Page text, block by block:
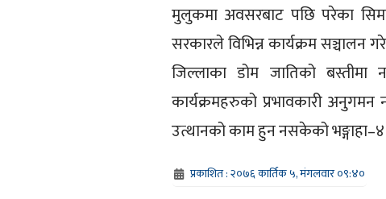
मुलुकमा अवसरबाट पछि परेका
सरकारले विभिन्न कार्यक्रम सञ्चालन
जिल्लाका डोम जातिको
कार्यक्रमहरुको प्रभावकारी
उत्थानको काम हुन नसकेको भङ्गाहा–४
प्रकाशित : २०७६ कार्तिक ५, मंगलवार ०९:४०